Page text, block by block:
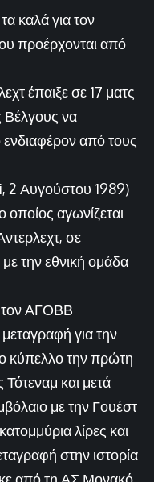
καλά για τον
προέρχονται από
έπαιξε σε 17 ματς
Βέλγους να
ενδιαφέρον από τους
2 Αυγούστου 1989)
οποίος αγωνίζεται
σε
την εθνική ομάδα
τον ΑΓΟΒΒ
για την
κύπελλο την πρώτη
Τότεναμ και μετά
με την Γουέστ
λίρες και
στην ιστορία